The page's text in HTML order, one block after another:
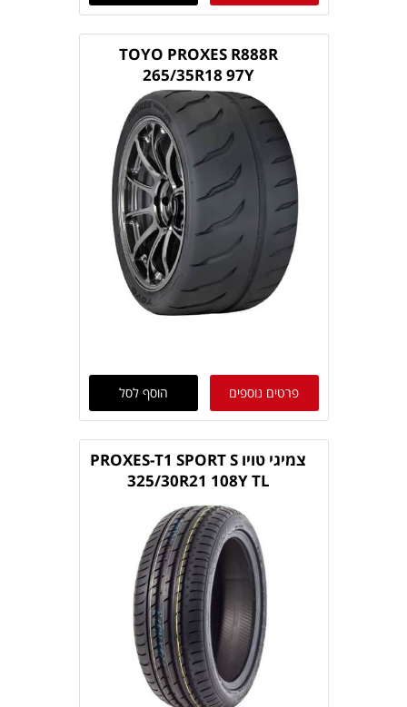
TOYO PROXES R888R
265/35R18 97Y
פרטים נוספים הוסף לסל
צמיגי טויו PROXES-T1 SPORT S
325/30R21 108Y TL